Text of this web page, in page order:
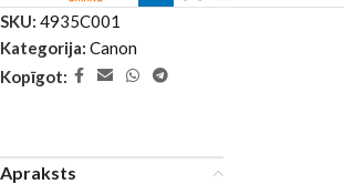
SKU: 4935C001
Kategorija: Canon
Kopīgot:
Apraksts